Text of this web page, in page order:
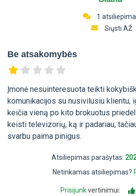
1
Siųsti AŽ
Be atsakomybės
Įmonė nesuinteresuota teikti
komunikacijos su nusivilusiu klientu,
keičia vieną po kito brokuotus
keisti televizorių, ką ir padariau,
svarbu paima pinigus.
Atsiliepimas parašytas:
Netinkamas atsiliepimas?
Prisijunkvertinimui: